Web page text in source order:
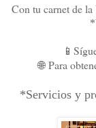
Con tu carnet de
🌐Para
*Servicios y